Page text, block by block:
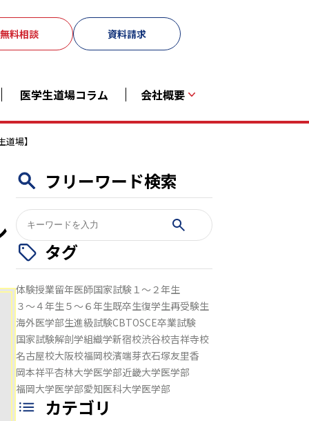
無料相談 資料請求
医学生道場コラム 会社概要
場】
フリーワード検索
検
索:
タグ
体験授業留年医師国家試験 １～２年生
３～４年生 ５～６年生既卒生復学生再受験生
海外医学部生進級試験CBTOSCE卒業試験
国家試験解剖学組織学新宿校渋谷校吉祥寺校
名古屋校大阪校福岡校濱端芽衣石塚友里香
岡本祥平杏林大学医学部近畿大学医学部
福岡大学医学部愛知医科大学医学部
カテゴリ